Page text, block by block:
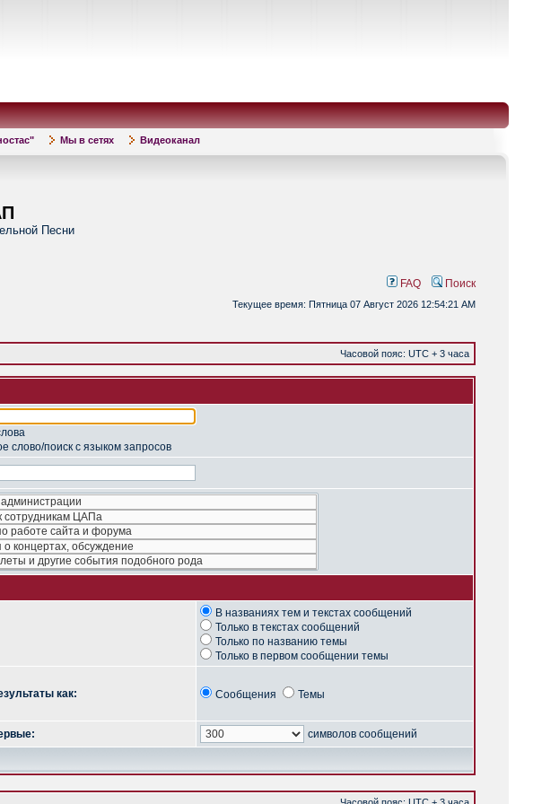
Мы в сетях Видеоканал
Песни
FAQ Поиск
Текущее время: Пятница 07 Август 2026 12:54:21 AM
Часовой пояс: UTC + 3 часа
слово/поиск с языком запросов
В названиях тем и текстах сообщений
Только в текстах сообщений
Только по названию темы
Только в первом сообщении темы
как: Сообщения Темы
символов сообщений